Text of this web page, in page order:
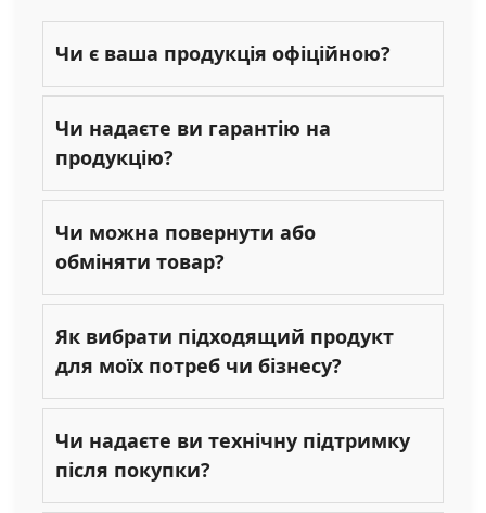
Чи є ваша продукція офіційною?
Чи надаєте ви гарантію на
продукцію?
Чи можна повернути або
обміняти товар?
Як вибрати підходящий продукт
для моїх потреб чи бізнесу?
Чи надаєте ви технічну підтримку
після покупки?